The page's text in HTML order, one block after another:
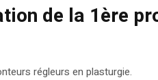
de la 1ère
régleurs en plasturgie.